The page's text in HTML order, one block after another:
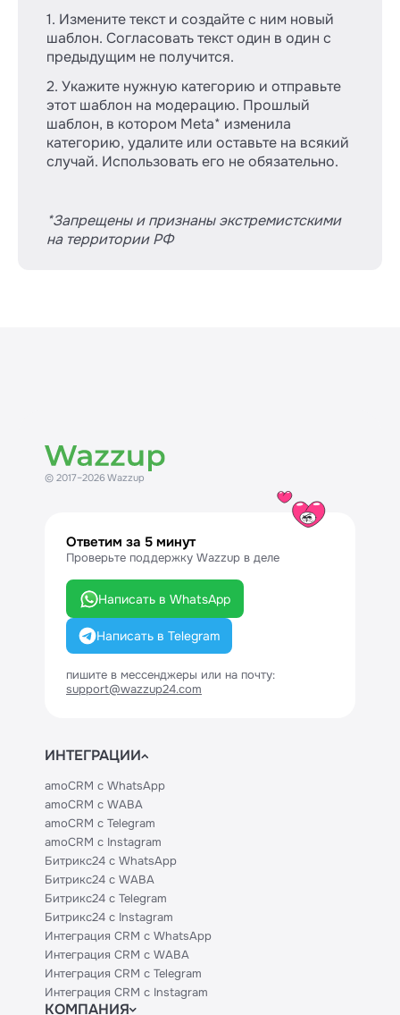
1. Измените текст и создайте с ним новый
шаблон. Согласовать текст один в один с
предыдущим не получится.
2. Укажите нужную категорию и отправьте
этот шаблон на модерацию. Прошлый
шаблон, в котором Meta* изменила
категорию, удалите или оставьте на всякий
случай. Использовать его не обязательно.
*Запрещены и признаны экстремистскими
на территории РФ
© 2017–2026 Wazzup
Ответим за 5 минут
Проверьте поддержку Wazzup в деле
Написать в WhatsApp
Написать в Telegram
пишите в мессенджеры или на почту:
support@wazzup24.com
ИНТЕГРАЦИИ
amoCRM с WhatsApp
amoCRM с WABA
amoCRM с Telegram
amoCRM с Instagram
Битрикс24 с WhatsApp
Битрикс24 с WABA
Битрикс24 с Telegram
Битрикс24 с Instagram
Интеграция CRM с WhatsApp
Интеграция CRM с WABA
Интеграция CRM с Telegram
Интеграция CRM с Instagram
КОМПАНИЯ